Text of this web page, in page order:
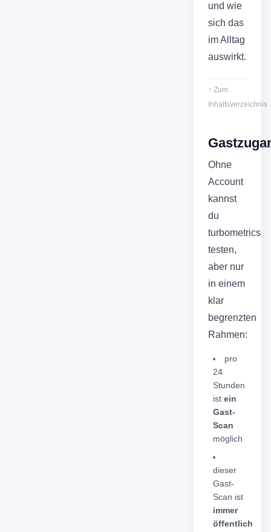
und wie
sich das
im Alltag
auswirkt.
↑ Zum
Inhaltsverzeichnis
Ohne
Account
kannst
du
turbometrics
testen,
aber nur
in einem
klar
begrenzten
Rahmen:
pro
24
Stunden
ist ein
Gast-
Scan
möglich
dieser
Gast-
Scan ist
immer
öffentlich